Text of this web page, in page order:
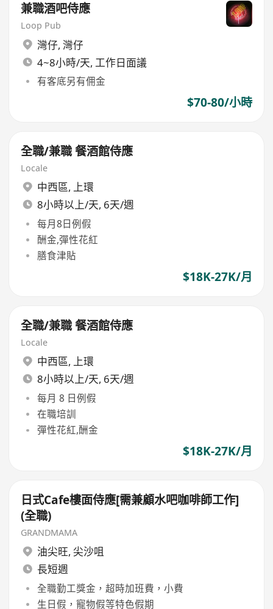
兼職酒吧侍應
Loop Pub
灣仔, 灣仔
4~8小時/天, 工作日面議
有客底另有佣金
$70-80/小時
全職/兼職 餐酒館侍應
Locale
中西區, 上環
8小時以上/天, 6天/週
每月8日例假
酬金,彈性花紅
膳食津貼
$18K-27K/月
全職/兼職 餐酒館侍應
Locale
中西區, 上環
8小時以上/天, 6天/週
每月 8 日例假
在職培訓
彈性花紅,酬金
$18K-27K/月
日式Cafe樓面侍應[需兼顧水吧咖啡師工作]
(全職)
GRANDMAMA
油尖旺, 尖沙咀
長短週
全職勤工獎金，超時加班費，小費
生日假，寵物假等特色假期